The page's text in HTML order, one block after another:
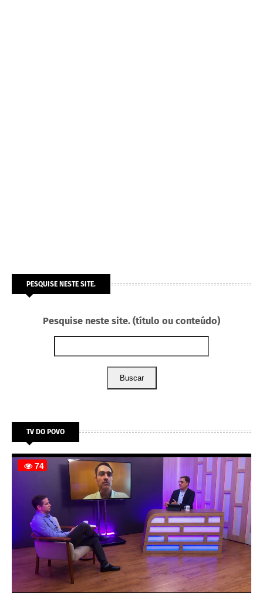
PESQUISE NESTE SITE.
Pesquise neste site. (título ou conteúdo)
Buscar
TV DO POVO